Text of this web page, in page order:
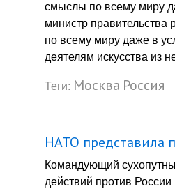
смыслы по всему миру
министр правительства
по всему миру даже в
деятелям искусства из
Теги: Москва Россия
НАТО представила
Командующий
действий против